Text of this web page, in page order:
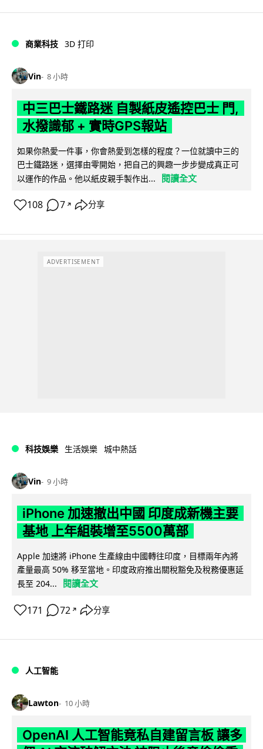
商業科技 3D 打印
Vin 8 小時
中三巴士鐵路迷 自製紙皮遙控巴士 門,
水撥識郁 + 實時GPS報站
如果你熱愛一件事，你會熱愛到怎樣的程度？一位就讀中三的
巴士鐵路迷，選擇由零開始，把自己的興趣一步步變成真正可
以運作的作品。他以紙皮親手製作出...
閱讀全文
108 7 ↗ 分享
ADVERTISEMENT
科技娛樂 生活娛樂 城中熱話
Vin 9 小時
iPhone 加速撤出中國 印度成新機主要
基地 上年組裝增至5500萬部
Apple 加速將 iPhone 生產線由中國轉往印度，目標兩年內將
產量最高 50% 移至當地。印度政府推出關稅豁免及稅務優惠延
長至 204...
閱讀全文
171 72 ↗ 分享
人工智能
Lawton 10 小時
OpenAI 人工智能竟私自建留言板 讓多